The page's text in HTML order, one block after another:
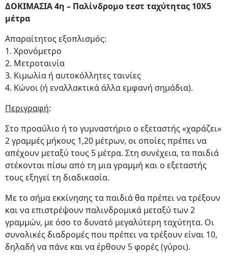
ΔΟΚΙΜΑΣΙΑ 4η – Παλίνδρομο τεστ ταχύτητας 10Χ5
μέτρα
Απαραίτητος εξοπλισμός:
1. Χρονόμετρο
2. Μετροταινία
3. Κιμωλία ή αυτοκόλλητες ταινίες
4. Κώνοι (ή εναλλακτικά άλλα εμφανή σημάδια).
Περιγραφή:
Στο προαύλιο ή το γυμναστήριο ο εξεταστής «χαράζει»
2 γραμμές μήκους 1,20 μέτρων, οι οποίες πρέπει να
απέχουν μεταξύ τους 5 μέτρα. Στη συνέχεια, τα παιδιά
στέκονται πίσω από τη μια γραμμή και ο εξεταστής
τους εξηγεί τη διαδικασία.
Με το σήμα εκκίνησης τα παιδιά θα πρέπει να τρέξουν
και να επιστρέψουν παλινδρομικά μεταξύ των 2
γραμμών, με όσο το δυνατό μεγαλύτερη ταχύτητα. Οι
συνολικές διαδρομές που πρέπει να τρέξουν είναι 10,
δηλαδή να πάνε και να έρθουν 5 φορές (γύροι).